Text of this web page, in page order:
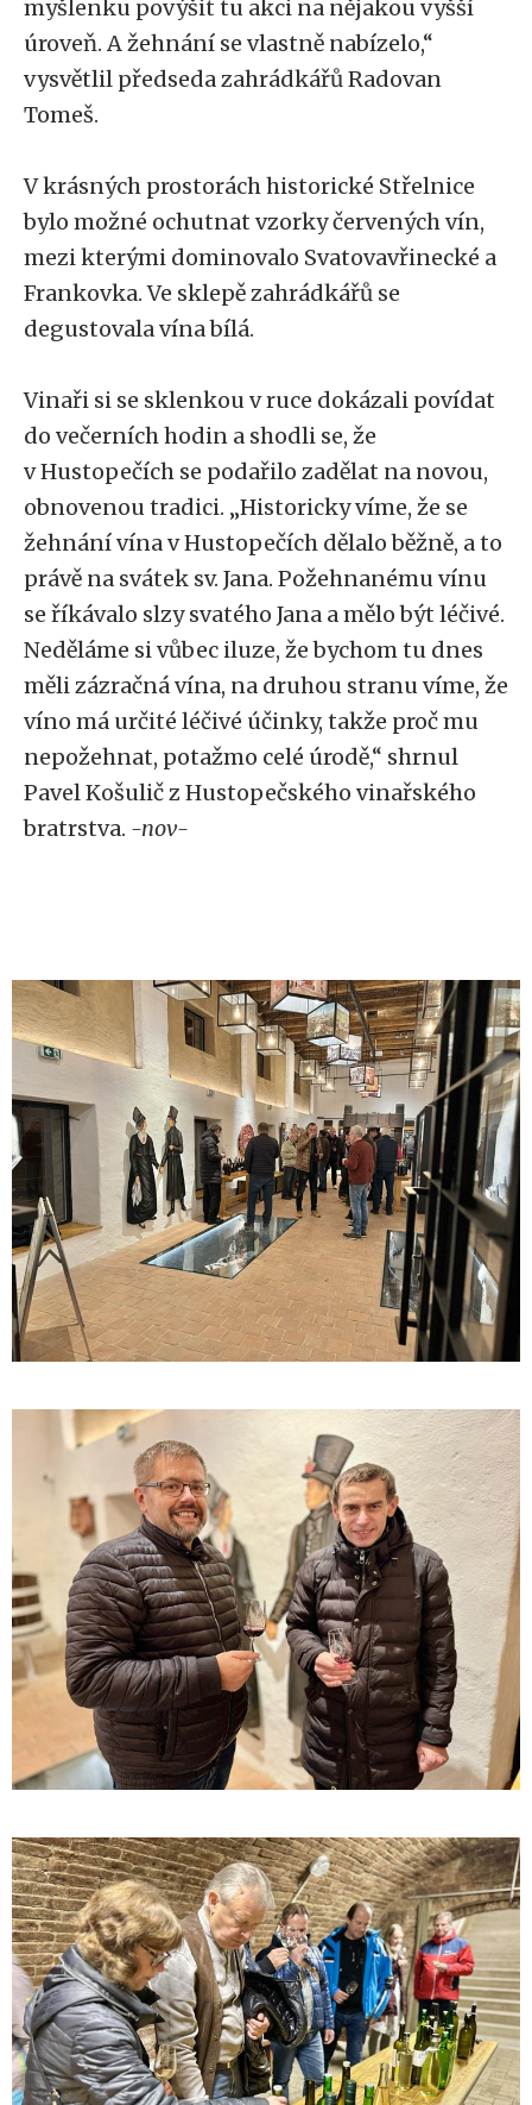
myšlenku povýšit tu akci na nějakou vyšší
úroveň. A žehnání se vlastně nabízelo,“
vysvětlil předseda zahrádkářů Radovan
Tomeš.
V krásných prostorách historické Střelnice
bylo možné ochutnat vzorky červených vín,
mezi kterými dominovalo Svatovavřinecké a
Frankovka. Ve sklepě zahrádkářů se
degustovala vína bílá.
Vinaři si se sklenkou v ruce dokázali povídat
do večerních hodin a shodli se, že
v Hustopečích se podařilo zadělat na novou,
obnovenou tradici. „Historicky víme, že se
žehnání vína v Hustopečích dělalo běžně, a to
právě na svátek sv. Jana. Požehnanému vínu
se říkávalo slzy svatého Jana a mělo být léčivé.
Neděláme si vůbec iluze, že bychom tu dnes
měli zázračná vína, na druhou stranu víme, že
víno má určité léčivé účinky, takže proč mu
nepožehnat, potažmo celé úrodě,“ shrnul
Pavel Košulič z Hustopečského vinařského
bratrstva. -nov-